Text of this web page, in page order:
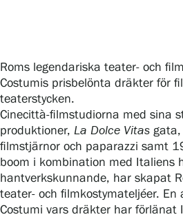
Gösta Serlachius konststiftelse
Kontaktinformation
Restaurang Gösta
Serlachius Konstbastu
Roms legendariska teater- och
Costumis prisbelönta dräkter för
teaterstycken.
Cinecittà-filmstudiorna med sina
produktioner, La Dolce Vitas gata,
filmstjärnor och paparazzi samt
boom i kombination med Italiens
hantverkskunnande, har skapat
teater- och filmkostymateljéer. En
Costumi vars dräkter har förlänat